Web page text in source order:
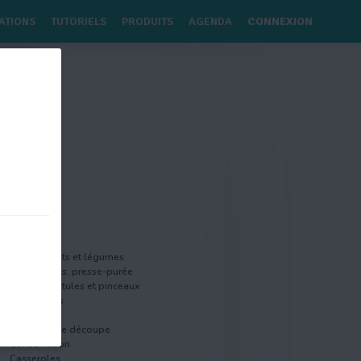
TUTORIELS PRODUITS AGENDA CONNEXION
Coupes fruits et légumes
Presse-fruits, presse-purée
Fouets, spatules et pinceaux
Mandolines
Machines de découpe
Conservation